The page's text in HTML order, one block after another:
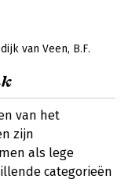
van Veen B.F.
van het
zijn
als lege
categorieën